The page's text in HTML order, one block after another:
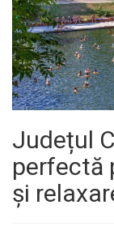
Județul
perfectă
și